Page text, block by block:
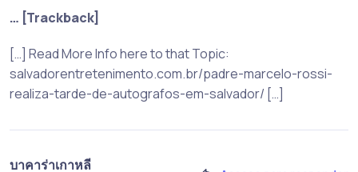
… [Trackback]
[…] Read More Info here to that Topic:
salvadorentretenimento.com.br/padre-marcelo-rossi-
realiza-tarde-de-autografos-em-salvador/ […]
บาคาร่าเกาหลี